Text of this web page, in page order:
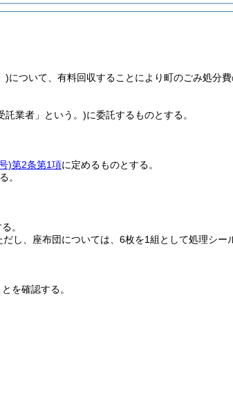
)について、有料回収することにより町のごみ処分
託業者」という。)に委託するものとする。
)第2条第1項に定めるものとする。
。
。
だし、座布団については、6枚を1組として処理シー
を確認する。